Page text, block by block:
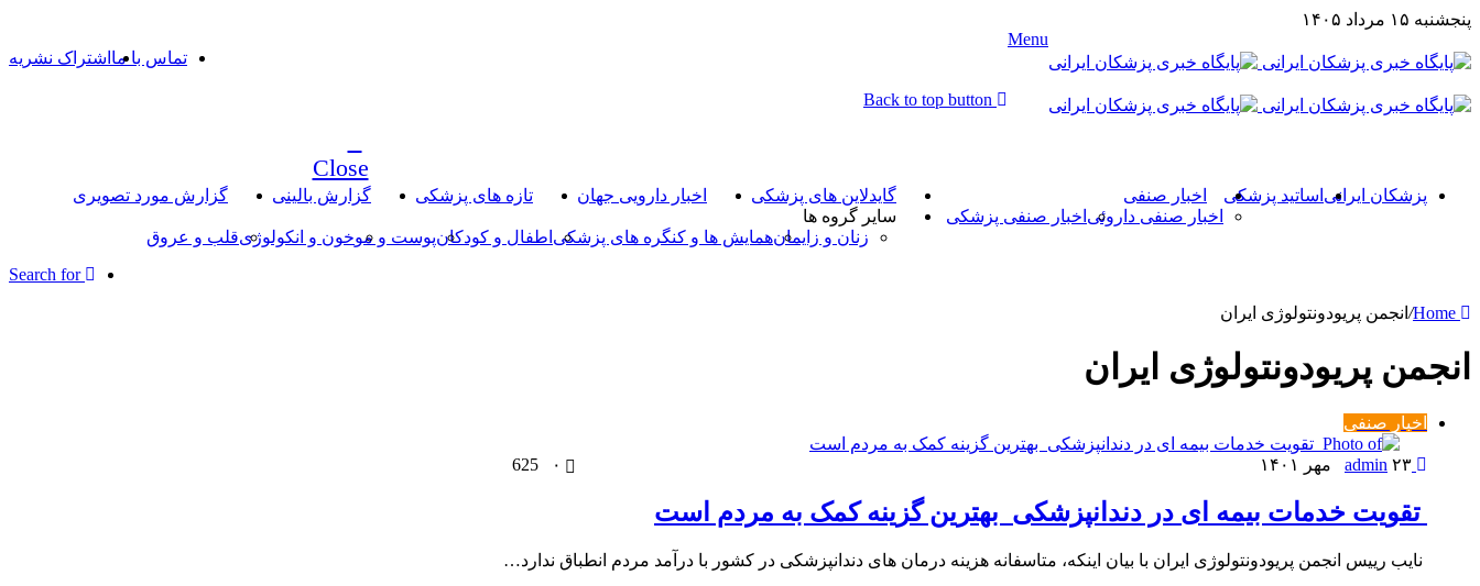
پنجشنبه ۱۵ مرداد ۱۴۰۵
تماس با ما اشتراک نشریه
Menu
پزشکان ایرانی اساتید پزشکی
اخبار صنفی
اخبار صنفی داروئی اخبار صنفی پزشکی
گایدلاین های پزشکی اخبار دارویی جهان تازه های پزشکی گزارش بالینی
گزارش مورد تصویری
سایر گروه ها
زنان و زایمانهمایش ها و کنگره های پزشکی اطفال و کودکانپوست و موخون و انکولوژیقلب و عروق
Search for
/ انجمن پریودونتولوژی ایران
انجمن پریودونتولوژی ایران
اخبار صنفی
۲۳ مهر ۱۴۰۱ ۰
تقویت خدمات بیمه ای در دندانپزشکی بهترین گزینه کمک به مردم است
نایب رییس انجمن پریودونتولوژی ایران با بیان اینکه، متاسفانه هزینه درمان های دندانپزشکی در کشور با درآمد مردم انطباق ندارد…
Back to top button
Close